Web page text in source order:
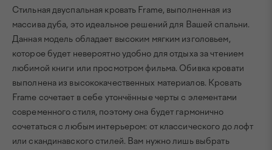
Стильная двуспальная кровать Frame, выполненная из
массива дуба, это идеальное решений для Вашей спальни.
Данная модель обладает высоким мягким изголовьем,
которое будет невероятно удобно для отдыха за чтением
любимой книги или просмотром фильма. Обивка кровати
выполнена из высококачественных материалов. Кровать
Frame сочетает в себе утончённые черты с элементами
современного стиля, поэтому она будет гармонично
сочетаться с любым интерьером: от классического до лофт
или скандинавского стилей. Вам нужно лишь выбрать